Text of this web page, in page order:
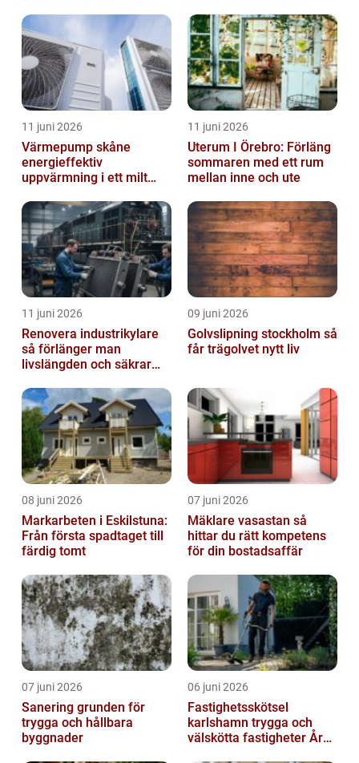
11 juni 2026
Värmepump skåne
energieffektiv
uppvärmning i ett milt
11 juni 2026
Uterum I Örebro: Förläng
sommaren med ett rum
mellan inne och ute
11 juni 2026
Renovera industrikylare
så förlänger man
livslängden och säkrar
09 juni 2026
Golvslipning stockholm så
får trägolvet nytt liv
08 juni 2026
Markarbeten i Eskilstuna:
Från första spadtaget till
färdig tomt
07 juni 2026
Mäklare vasastan så
hittar du rätt kompetens
för din bostadsaffär
07 juni 2026
Sanering grunden för
trygga och hållbara
byggnader
06 juni 2026
Fastighetsskötsel
karlshamn trygga och
välskötta fastigheter Året